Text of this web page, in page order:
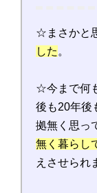
☆まさかと
した 。
☆今まで何
後も20年後
拠無く思っ
無く暮らし
えさせられ